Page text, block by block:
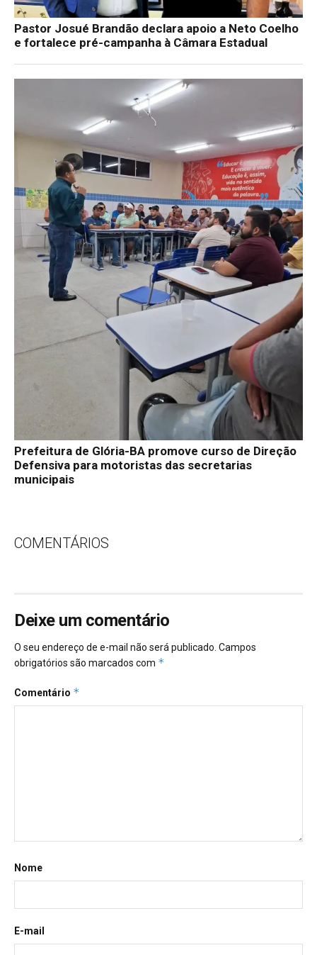
Pastor Josué Brandão declara apoio a Neto Coelho
e fortalece pré-campanha à Câmara Estadual
Prefeitura de Glória-BA promove curso de Direção
Defensiva para motoristas das secretarias
municipais
COMENTÁRIOS
Deixe um comentário
O seu endereço de e-mail não será publicado. Campos
obrigatórios são marcados com *
Comentário *
Nome
E-mail